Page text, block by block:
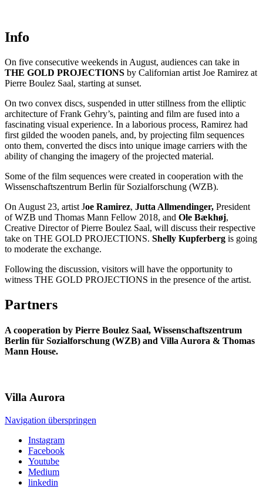
Info
On five consecutive weekends in August, audiences can take in
THE GOLD PROJECTIONS by Californian artist Joe Ramirez at
Pierre Boulez Saal, starting at sunset.
On two convex discs, suspended in utter stillness from the elliptic
architecture of Frank Gehry’s, painting and film are fused into a
fascinating visual experience. In a laborious process, Ramirez had
first gilded the wooden panels, and, by projecting film sequences
onto them, converted the discs into unique image carriers with the
ability of changing the imagery of the projected material.
Some of the film sequences were created in cooperation with the
Wissenschaftszentrum Berlin für Sozialforschung (WZB).
On August 23, artist Joe Ramirez, Jutta Allmendinger, President
of WZB und Thomas Mann Fellow 2018, and Ole Bækhøj,
Creative Director of Pierre Boulez Saal, will discuss their respective
take on THE GOLD PROJECTIONS. Shelly Kupferberg is going
to moderate the exchange.
Following the discussion, visitors will have the opportunity to
witness THE GOLD PROJECTIONS in the presence of the artist.
Partners
A cooperation by Pierre Boulez Saal, Wissenschaftszentrum
Berlin für Sozialforschung (WZB) and Villa Aurora & Thomas
Mann House.
Villa Aurora
Navigation überspringen
Instagram
Facebook
Youtube
Medium
linkedin